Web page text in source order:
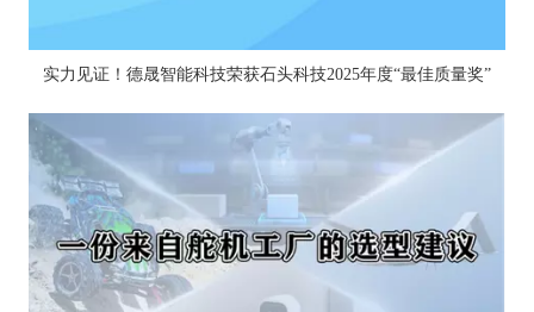
实力见证！德晟智能科技荣获石头科技2025年度“最佳质量奖”